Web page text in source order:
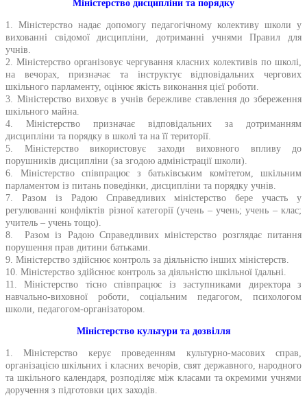
Міністерство дисципліни та порядку
1. Міністерство надає допомогу педагогічному колективу школи у
вихованні свідомої дисципліни, дотриманні учнями Правил для
учнів.
2. Міністерство організовує чергування класних колективів по школі,
на вечорах, призначає та інструктує відповідальних чергових
шкільного парламенту, оцінює якість виконання цієї роботи.
3. Міністерство виховує в учнів бережливе ставлення до збереження
шкільного майна.
4. Міністерство призначає відповідальних за дотриманням
дисципліни та порядку в школі та на її території.
5. Міністерство використовує заходи виховного впливу до
порушників дисципліни (за згодою адміністрації школи).
6. Міністерство співпрацює з батьківським комітетом, шкільним
парламентом із питань поведінки, дисципліни та порядку учнів.
7. Разом із Радою Справедливих міністерство бере участь у
регулюванні конфліктів різної категорії (учень – учень; учень – клас;
учитель – учень тощо).
8. Разом із Радою Справедливих міністерство розглядає питання
порушення прав дитини батьками.
9. Міністерство здійснює контроль за діяльністю інших міністерств.
10. Міністерство здійснює контроль за діяльністю шкільної їдальні.
11. Міністерство тісно співпрацює із заступниками директора з
навчально-виховної роботи, соціальним педагогом, психологом
школи, педагогом-організатором.
Міністерство культури та дозвілля
1. Міністерство керує проведенням культурно-масових справ,
організацією шкільних і класних вечорів, свят державного, народного
та шкільного календаря, розподіляє між класами та окремими учнями
доручення з підготовки цих заходів.